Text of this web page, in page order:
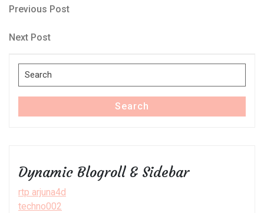
Post
navigation
Previous
Previous Post
Next
Next Post
Search
for:
Search
Dynamic Blogroll & Sidebar
rtp arjuna4d
techno002